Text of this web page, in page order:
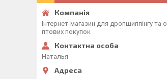
Інтернет-магазин для дропшиппінгу та о
птових покупок
Наталья